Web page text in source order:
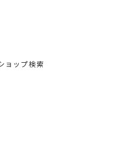
ョップ検索